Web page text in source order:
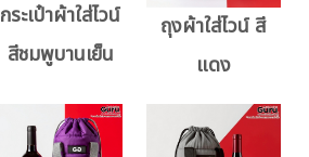
กระเป๋าผ้าใส่ไวน์
สีชมพูบานเย็น
ถุงผ้าใส่ไวน์ สี
แดง